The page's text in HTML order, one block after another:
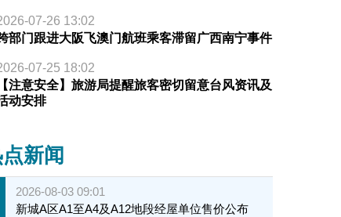
07-26 13:02
部门跟进大阪飞澳门航班乘客滞留广西南宁事件
07-25 18:02
【注意安全】旅游局提醒旅客密切留意台风资讯及
动安排
新闻
2026-08-03 09:01
新城A区A1至A4及A12地段经屋单位售价公布